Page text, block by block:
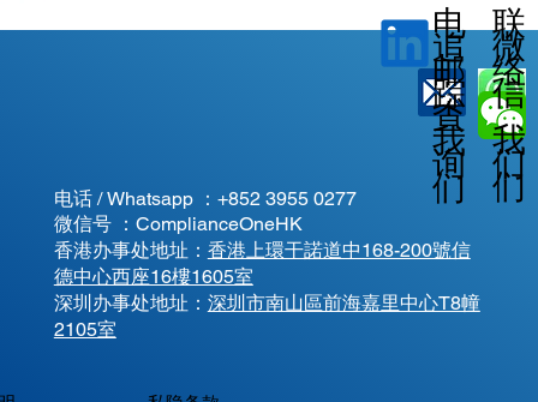
电话 / Whatsapp ： +852 3955 0277
微信号 ：ComplianceOneHK
香港办事处地址： 香港上環干諾道中168-200號信
德中心西座16樓1605室
​深圳办事处地址： 深圳市南山區前海嘉里中心T8幢
2105室
电
邮
查
询
追
踪
我
们
联
络
我
们
微
信
我
们